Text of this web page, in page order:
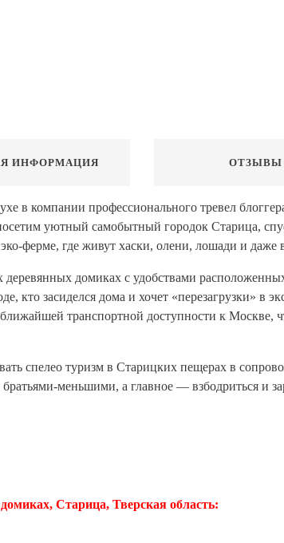
ИНФОРМАЦИЯ ОТЗЫВЫ
в компании профессионального тревел
уютный самобытный городок Старица,
ферме, где живут хаски, олени, лошади и даже
домиках с удобствами
засиделся дома и хочет «перезагрузки» в
транспортной доступности к Москве,
спелео туризм в Старицких пещерах в
меньшими, а главное — взбодриться и
Старица, Тверская область: